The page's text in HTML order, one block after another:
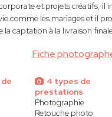
Fiche
et projets créatifs, il
comme les mariages et il
la captation à la livraison
4 types de
prestations
Photographie
Retouche photo